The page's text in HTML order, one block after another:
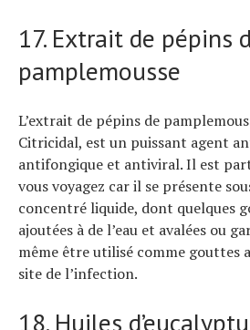
17. Extrait de pépins
pamplemousse
L’extrait de pépins de
Citricidal, est un puissant agent
antifongique et antiviral. Il est
vous voyagez car il se présente
concentré liquide, dont quelques
ajoutées à de l’eau et avalées ou
même être utilisé comme gouttes
site de l’infection.
18. Huiles